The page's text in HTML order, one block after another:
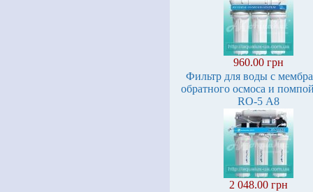
960.00 грн
Фильтр для воды с
обратного осмоса и
RO-5 А8
2 048.00 грн